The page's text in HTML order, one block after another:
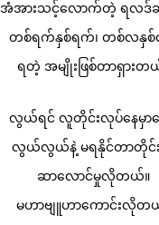
အံအားသင့်လောက်တဲ့ ရလဒ်
တစ်ရက်နှစ်ရက်၊ တစ်လနှ
ရတဲ့ အမျိုးဖြစ်တာရှားတ
လွယ်ရင် လူတိုင်းလုပ်နေမှာပ
လွယ်လွယ်နဲ့ မရနိုင်တာတိုင်း
ဆာလောင်မှုလိုတယ်။
မဟာဗျူဟာကောင်းလိုတ